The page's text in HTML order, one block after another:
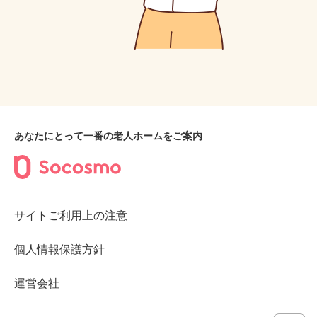
あなたにとって一番の老人ホームをご案内
サイトご利用上の注意
個人情報保護方針
運営会社